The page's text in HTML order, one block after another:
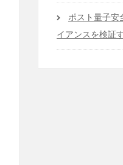
ポスト量子安
イアンスを検証